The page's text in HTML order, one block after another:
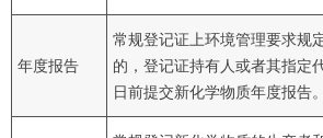
年度报告
常规登记证上环境管理要求规
的，登记证持有人或者其指定
日前提交新化学物质年度报告。